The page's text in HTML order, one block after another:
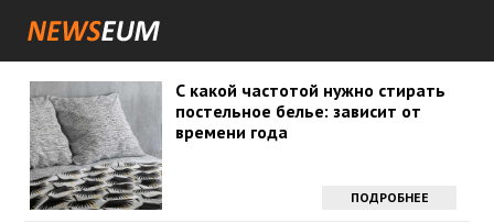
С какой частотой нужно стирать
постельное белье: зависит от
времени года
ПОДРОБНЕЕ